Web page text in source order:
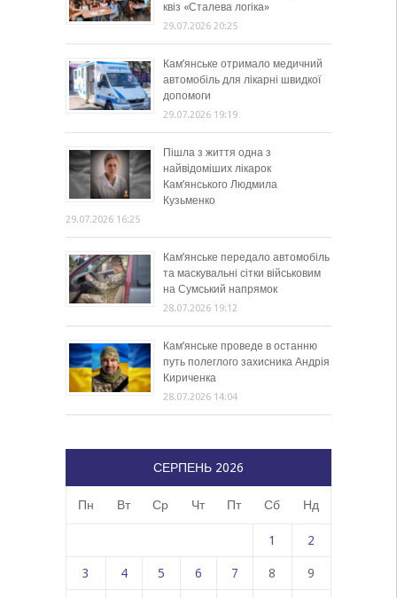
квіз «Сталева логіка»
29.07.2026 20:25
Кам’янське отримало медичний
автомобіль для лікарні швидкої
допомоги
29.07.2026 19:19
Пішла з життя одна з
найвідоміших лікарок
Кам’янського Людмила
Кузьменко
29.07.2026 16:25
Кам’янське передало автомобіль
та маскувальні сітки військовим
на Сумський напрямок
28.07.2026 19:12
Кам’янське проведе в останню
путь полеглого захисника Андрія
Кириченка
28.07.2026 14:04
СЕРПЕНЬ 2026
Пн Вт Ср Чт Пт Сб Нд
1 2
3 4 5 6 7 8 9